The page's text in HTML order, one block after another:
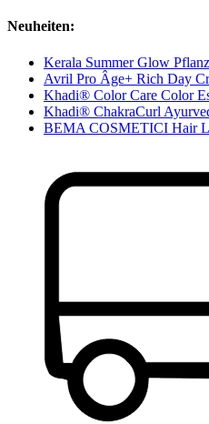
Neuheiten:
Kerala Summer Glow
Avril Pro Âge+ Rich Day
Khadi® Color Care Color
Khadi® ChakraCurl
BEMA COSMETICI Hair